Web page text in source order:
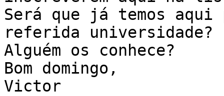
Será que já temos
referida universidade?
Alguém os conhece?
Bom domingo,
Victor